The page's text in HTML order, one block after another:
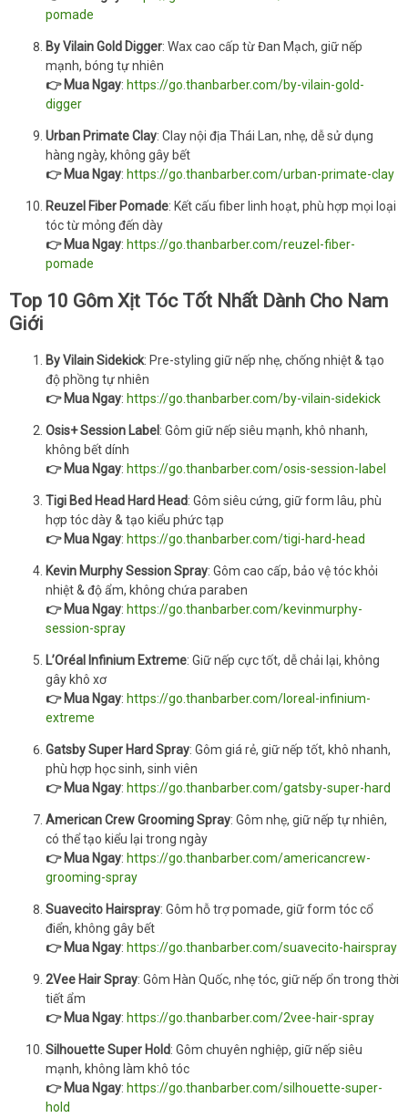
pomade
By Vilain Gold Digger: Wax cao cấp từ Đan Mạch, giữ nếp
mạnh, bóng tự nhiên
👉 Mua Ngay: https://go.thanbarber.com/by-vilain-gold-
digger
Urban Primate Clay: Clay nội địa Thái Lan, nhẹ, dễ sử dụng
hàng ngày, không gây bết
👉 Mua Ngay: https://go.thanbarber.com/urban-primate-clay
Reuzel Fiber Pomade: Kết cấu fiber linh hoạt, phù hợp mọi loại
tóc từ mỏng đến dày
👉 Mua Ngay: https://go.thanbarber.com/reuzel-fiber-
pomade
Top 10 Gôm Xịt Tóc Tốt Nhất Dành Cho Nam
Giới
By Vilain Sidekick: Pre-styling giữ nếp nhẹ, chống nhiệt & tạo
độ phồng tự nhiên
👉 Mua Ngay: https://go.thanbarber.com/by-vilain-sidekick
Osis+ Session Label : Gôm giữ nếp siêu mạnh, khô nhanh,
không bết dính
👉 Mua Ngay: https://go.thanbarber.com/osis-session-label
Tigi Bed Head Hard Head: Gôm siêu cứng, giữ form lâu, phù
hợp tóc dày & tạo kiểu phức tạp
👉 Mua Ngay: https://go.thanbarber.com/tigi-hard-head
Kevin Murphy Session Spray: Gôm cao cấp, bảo vệ tóc khỏi
nhiệt & độ ẩm, không chứa paraben
👉 Mua Ngay: https://go.thanbarber.com/kevinmurphy-
session-spray
L’Oréal Infinium Extreme: Giữ nếp cực tốt, dễ chải lại, không
gây khô xơ
👉 Mua Ngay: https://go.thanbarber.com/loreal-infinium-
extreme
Gatsby Super Hard Spray: Gôm giá rẻ, giữ nếp tốt, khô nhanh,
phù hợp học sinh, sinh viên
👉 Mua Ngay: https://go.thanbarber.com/gatsby-super-hard
American Crew Grooming Spray: Gôm nhẹ, giữ nếp tự nhiên,
có thể tạo kiểu lại trong ngày
👉 Mua Ngay: https://go.thanbarber.com/americancrew-
grooming-spray
Suavecito Hairspray: Gôm hỗ trợ pomade, giữ form tóc cổ
điển, không gây bết
👉 Mua Ngay: https://go.thanbarber.com/suavecito-hairspray
2Vee Hair Spray: Gôm Hàn Quốc, nhẹ tóc, giữ nếp ổn trong thời
tiết ẩm
👉 Mua Ngay: https://go.thanbarber.com/2vee-hair-spray
Silhouette Super Hold: Gôm chuyên nghiệp, giữ nếp siêu
mạnh, không làm khô tóc
👉 Mua Ngay: https://go.thanbarber.com/silhouette-super-
hold